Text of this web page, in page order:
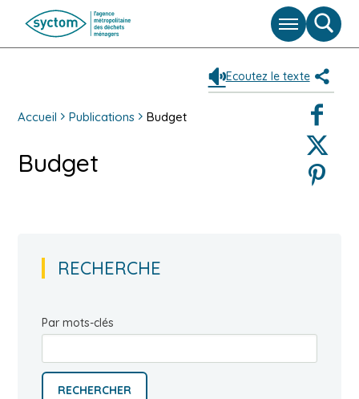
Menu
de
Ecoutez le texte
Twitter
Pinterest
Accueil Publications Budget
Budget
RECHERCHE
Par mots-clés